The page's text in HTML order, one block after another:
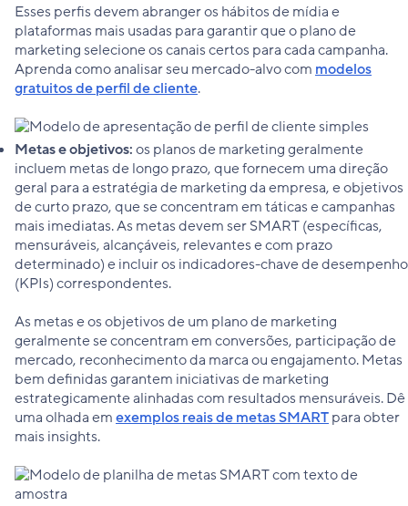
Esses perfis devem abranger os hábitos de mídia e
plataformas mais usadas para garantir que o plano de
marketing selecione os canais certos para cada campanha.
Aprenda como analisar seu mercado-alvo com modelos
gratuitos de perfil de cliente.
Metas e objetivos:os planos de marketing geralmente
incluem metas de longo prazo, que fornecem uma direção
geral para a estratégia de marketing da empresa, e objetivos
de curto prazo, que se concentram em táticas e campanhas
mais imediatas. As metas devem ser SMART (específicas,
mensuráveis, alcançáveis, relevantes e com prazo
determinado) e incluir os indicadores-chave de desempenho
(KPIs) correspondentes.
As metas e os objetivos de um plano de marketing
geralmente se concentram em conversões, participação de
mercado, reconhecimento da marca ou engajamento. Metas
bem definidas garantem iniciativas de marketing
estrategicamente alinhadas com resultados mensuráveis. Dê
uma olhada emexemplos reais de metas SMARTpara obter
mais insights.